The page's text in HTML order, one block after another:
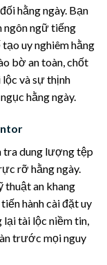
hằng ngày. Bạn
ngôn ngữ tiếng
uy nghiêm hằng
bờ an toàn, chốt
và sự thịnh
hằng ngày.
tra dung lượng tệp
rỡ hằng ngày.
thuật an khang
hành cài đặt uy
lại tài lộc niềm tin,
trước mọi nguy